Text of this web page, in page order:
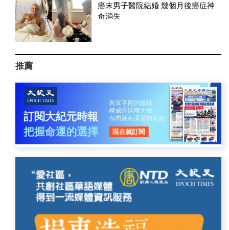
癌末男子醫院結婚 幾個月後癌症神
奇消失
推薦